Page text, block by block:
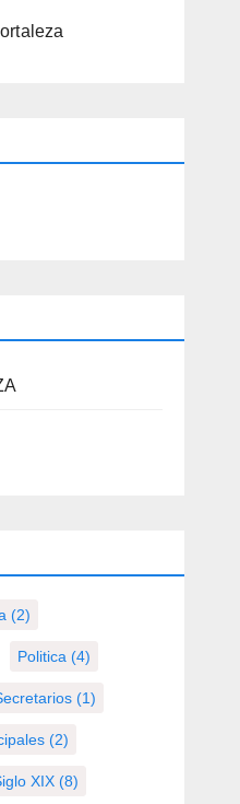
(2)
Politica (4)
(1)
(2)
XIX (8)